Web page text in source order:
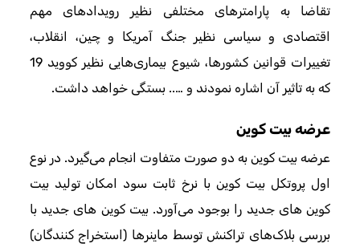
تقاضا به پارامترهای مختلفی نظیر رویدادهای مهم
اقتصادی و سیاسی نظیر جنگ آمریکا و چین، انقلاب،
تغییرات قوانین کشورها، شیوع بیماری‌هایی نظیر کووید 19
که به تاثیر آن اشاره نمودند و ….. بستگی خواهد داشت.
عرضه بیت کوین
عرضه بیت کوین به دو صورت متفاوت انجام می‌گیرد. در نوع
اول پروتکل بیت کوین با نرخ ثابت سود امکان تولید بیت
کوین‌ های جدید را بوجود می‌آورد. بیت کوین‌ های جدید با
بررسی بلاک‌های تراکنش توسط ماینرها (استخراج کنندگان)